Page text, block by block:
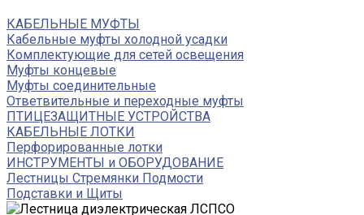
КАБЕЛЬНЫЕ МУФТЫ
Кабельные муфты холодной усадки
Комплектующие для сетей освещения
Муфты концевые
Муфты соединительные
Ответвительные и переходные муфты
ПТИЦЕЗАЩИТНЫЕ УСТРОЙСТВА
КАБЕЛЬНЫЕ ЛОТКИ
Перфорированные лотки
ИНСТРУМЕНТЫ и ОБОРУДОВАНИЕ
Лестницы Стремянки Подмости
Подставки и Щиты